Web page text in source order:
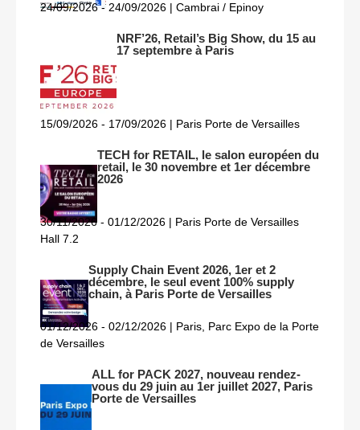
24/09/2026 - 24/09/2026 | Cambrai / Epinoy
NRF’26, Retail’s Big Show, du 15 au
17 septembre à Paris
15/09/2026 - 17/09/2026 | Paris Porte de Versailles
TECH for RETAIL, le salon européen du
retail, le 30 novembre et 1er décembre
2026
30/11/2026 - 01/12/2026 | Paris Porte de Versailles
Hall 7.2
Supply Chain Event 2026, 1er et 2
décembre, le seul event 100% supply
chain, à Paris Porte de Versailles
01/12/2026 - 02/12/2026 | Paris, Parc Expo de la Porte
de Versailles
ALL for PACK 2027, nouveau rendez-
vous du 29 juin au 1er juillet 2027, Paris
Porte de Versailles